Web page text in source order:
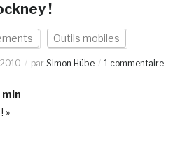
!
Outils mobiles
par Simon Hübe 1 commentaire
min
»